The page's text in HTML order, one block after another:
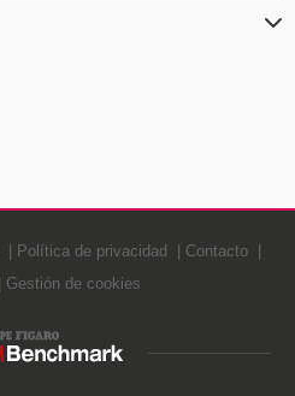
Política de privacidad
Contacto
Gestión de cookies